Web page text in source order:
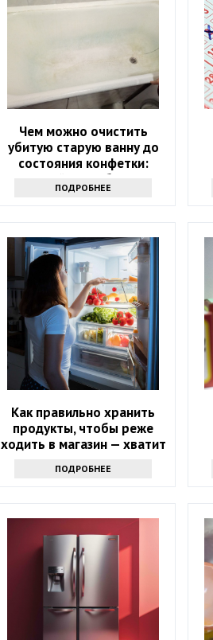
Чем можно очистить
убитую старую ванну до
состояния конфетки:
дешевый способ спасти
санузел
ПОДРОБНЕЕ
Как правильно хранить
продукты, чтобы реже
ходить в магазин — хватит
ПОДРОБНЕЕ